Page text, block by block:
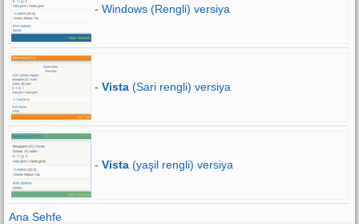
- Windows (Rengli) versiya
- Vista (Sari rengli) versiya
- Vista (yaşil rengli) versiya
Ana Sehfe